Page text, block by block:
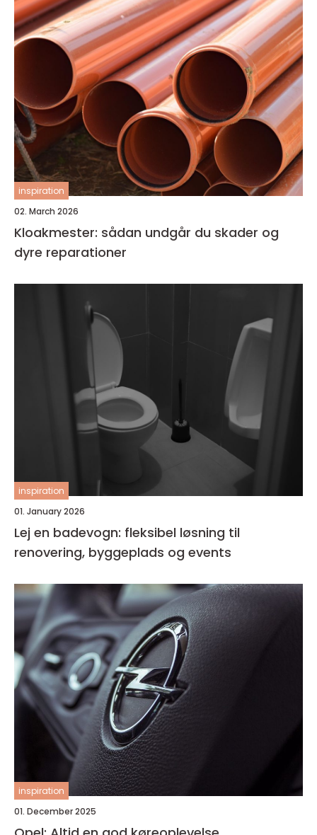
inspiration
02. March 2026
Kloakmester: sådan undgår du skader og
dyre reparationer
inspiration
01. January 2026
Lej en badevogn: fleksibel løsning til
renovering, byggeplads og events
inspiration
01. December 2025